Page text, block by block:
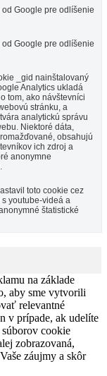
od Google pre odlíšenie
od Google pre odlíšenie
_gid nainštalovaný
Analytics ukladá
tom, ako návštevníci
stránku, a
analytickú správu
Niektoré dáta,
obsahujú
ich zdroj a
anonymne
toto cookie cez
youtube-videá a
štatistické
na základe
aby sme vytvorili
relevantné
v prípade, ak udelíte
cookie
zobrazovaná,
záujmy a skôr